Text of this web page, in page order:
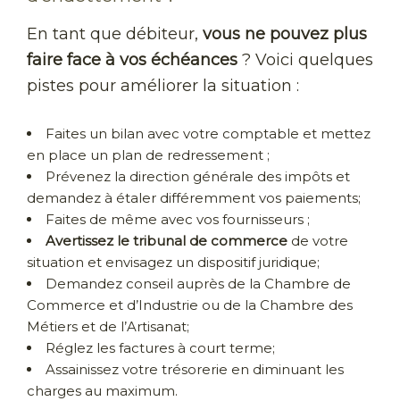
En tant que débiteur, vous ne pouvez plus
faire face à vos échéances ? Voici quelques
pistes pour améliorer la situation :
Faites un bilan avec votre comptable et mettez
en place un plan de redressement ;
Prévenez la direction générale des impôts et
demandez à étaler différemment vos paiements;
Faites de même avec vos fournisseurs ;
Avertissez le tribunal de commerce de votre
situation et envisagez un dispositif juridique;
Demandez conseil auprès de la Chambre de
Commerce et d’Industrie ou de la Chambre des
Métiers et de l’Artisanat;
Réglez les factures à court terme;
Assainissez votre trésorerie en diminuant les
charges au maximum.